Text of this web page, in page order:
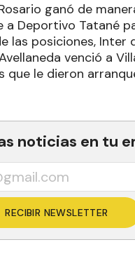
ganó de
a Deportivo Tatané
las posiciones, Inter
venció a
que le dieron
noticias en tu
RECIBIR NEWSLETTER